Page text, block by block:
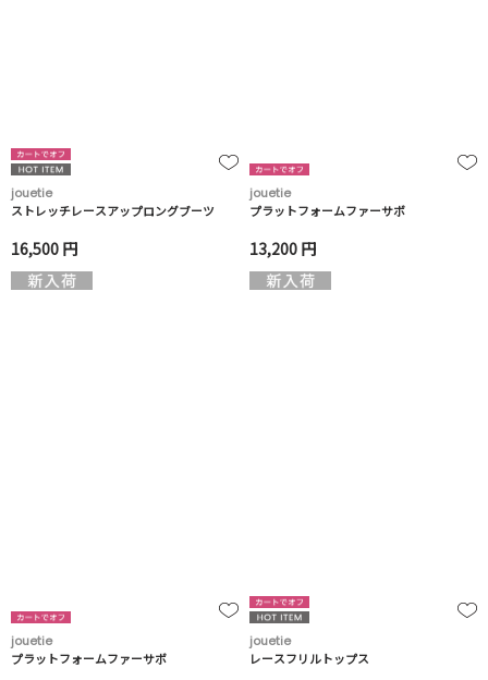
jouetie
ストレッチレースアップロングブーツ
16,500 円
jouetie
プラットフォームファーサボ
13,200 円
jouetie
プラットフォームファーサボ
jouetie
レースフリルトップス